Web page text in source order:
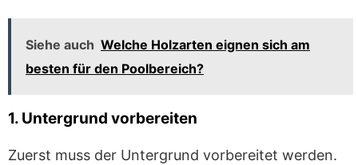
Siehe auch Welche Holzarten eignen sich am
besten für den Poolbereich?
1. Untergrund vorbereiten
Zuerst muss der Untergrund vorbereitet werden.